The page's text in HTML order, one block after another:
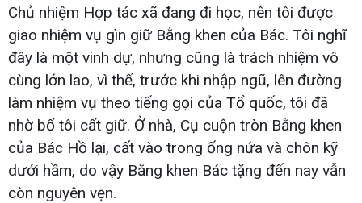
Chủ nhiệm Hợp tác xã đang đi học, nên tôi được
giao nhiệm vụ gìn giữ Bằng khen của Bác. Tôi nghĩ
đây là một vinh dự, nhưng cũng là trách nhiệm vô
cùng lớn lao, vì thế, trước khi nhập ngũ, lên đường
làm nhiệm vụ theo tiếng gọi của Tổ quốc, tôi đã
nhờ bố tôi cất giữ. Ở nhà, Cụ cuộn tròn Bằng khen
của Bác Hồ lại, cất vào trong ống nứa và chôn kỹ
dưới hầm, do vậy Bằng khen Bác tặng đến nay vẫn
còn nguyên vẹn.